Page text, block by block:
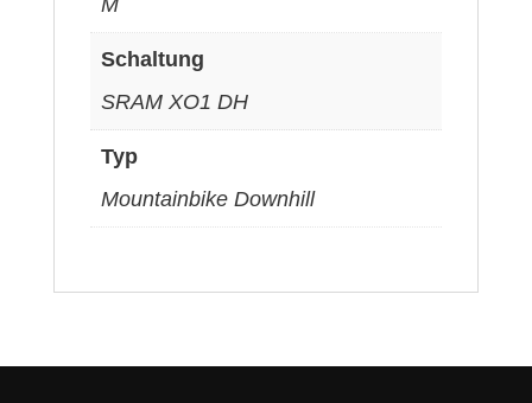
M
Schaltung
SRAM XO1 DH
Typ
Mountainbike Downhill